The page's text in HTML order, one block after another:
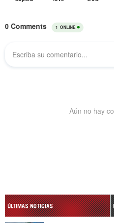
ÚLTIMAS NOTICIAS